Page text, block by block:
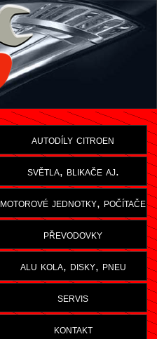
autodíly citroen
světla, blikače aj.
motorové jednotky, počítače
převodovky
alu kola, disky, pneu
servis
kontakt